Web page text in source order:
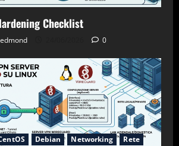
Checklist
0
Debian Networking
Rete